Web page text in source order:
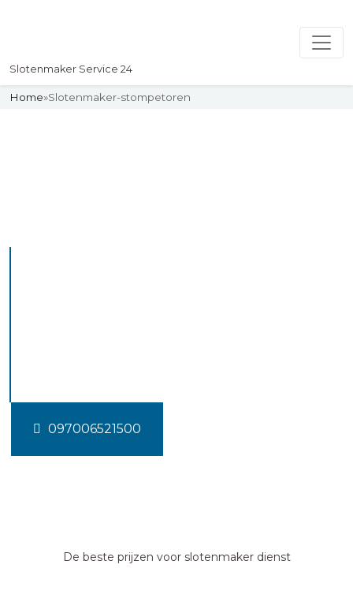
Slotenmaker Service 24
Home»Slotenmaker-stompetoren
097006521500
De beste prijzen voor slotenmaker dienst